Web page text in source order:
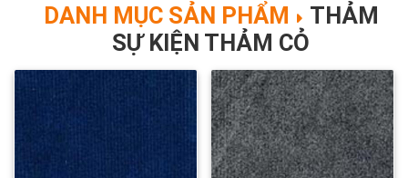
DANH MỤC SẢN PHẨM
THẢM
SỰ KIỆN THẢM CỎ